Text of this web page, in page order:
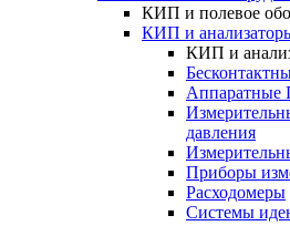
КИП и полевое
КИП и
КИП и
Аппаратные
давления
Приборы
Расходомеры
Системы